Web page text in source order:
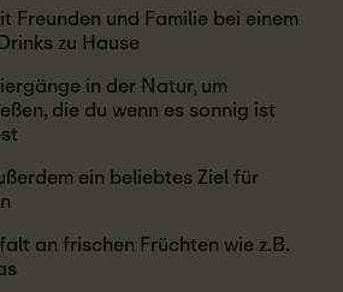
Freunden und Familie bei einem
zu Hause
in der Natur, um
die du wenn es sonnig ist
ein beliebtes Ziel für
an frischen Früchten wie z.B.